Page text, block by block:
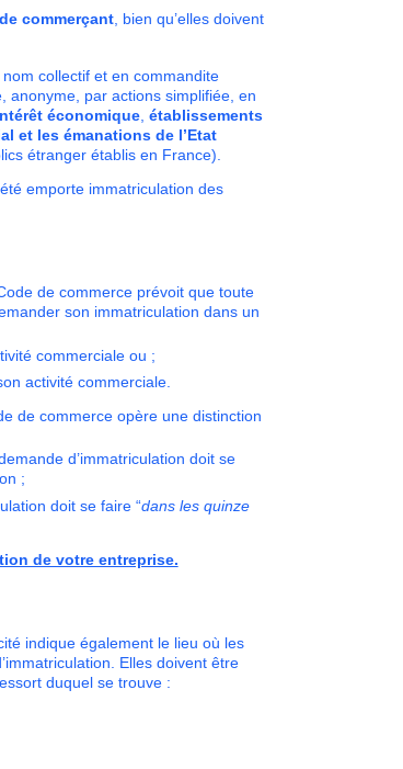
commerçant, bien qu’elles doivent
collectif et en commandite
anonyme, par actions simplifiée, en
économique, établissements
et les émanations de l’Etat
étranger établis en France).
emporte immatriculation des
de commerce prévoit que toute
son immatriculation dans un
commerciale ou ;
activité commerciale.
de commerce opère une distinction
d’immatriculation doit se
;
doit se faire “dans les quinze
de votre entreprise.
indique également le lieu où les
Elles doivent être
duquel se trouve :